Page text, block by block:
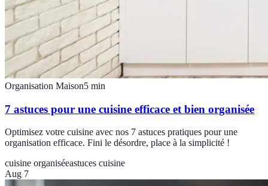
Organisation Maison5 min
7 astuces pour une cuisine efficace et bien organisée
Optimisez votre cuisine avec nos 7 astuces pratiques pour une
organisation efficace. Fini le désordre, place à la simplicité !
cuisine organiséeastuces cuisine
Aug 7